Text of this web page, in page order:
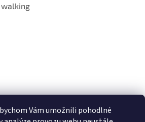
Vám umožnili pohodlné
exel.hole.cz